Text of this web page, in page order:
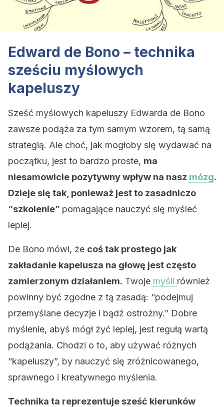
Edward de Bono – technika
sześciu myślowych
kapeluszy
Sześć myślowych kapeluszy Edwarda de Bono
zawsze podąża za tym samym wzorem, tą samą
strategią. Ale choć, jak mogłoby się wydawać na
początku, jest to bardzo proste, ma
niesamowicie pozytywny wpływ na nasz mózg.
Dzieje się tak, ponieważ jest to zasadniczo
“szkolenie” pomagające nauczyć się myśleć
lepiej.
De Bono mówi, że coś tak prostego jak
zakładanie kapelusza na głowę jest często
zamierzonym działaniem. Twoje myśli również
powinny być zgodne z tą zasadą: “podejmuj
przemyślane decyzje i bądź ostrożny.” Dobre
myślenie, abyś mógł żyć lepiej, jest regułą wartą
podążania. Chodzi o to, aby używać różnych
“kapeluszy”, by nauczyć się zróżnicowanego,
sprawnego i kreatywnego myślenia.
Technika ta reprezentuje sześć kierunków